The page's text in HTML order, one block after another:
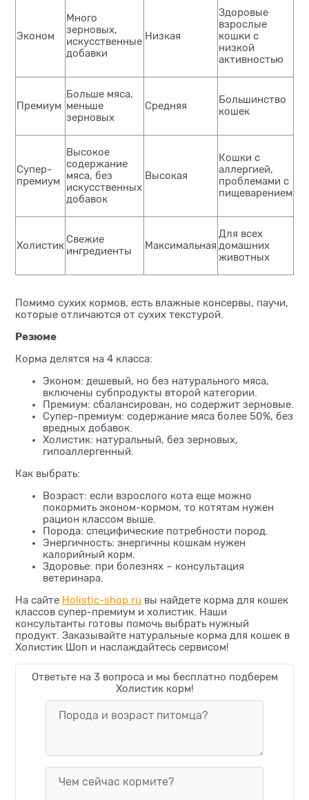
Эконом
Много
зерновых,
искусственные
добавки
Низкая
Здоровые
взрослые
кошки с
низкой
активностью
Премиум
Больше мяса,
меньше
зерновых
Средняя
Большинство
кошек
Супер-
премиум
Высокое
содержание
мяса, без
искусственных
добавок
Высокая
Кошки с
аллергией,
проблемами с
пищеварением
Холистик
Свежие
ингредиенты
Максимальная
Для всех
домашних
животных
Помимо сухих кормов, есть влажные консервы, паучи,
которые отличаются от сухих текстурой.
Резюме
Корма делятся на 4 класса:
Эконом: дешевый, но без натурального мяса,
включены субпродукты второй категории.
Премиум: сбалансирован, но содержит зерновые.
Супер-премиум: содержание мяса более 50%, без
вредных добавок.
Холистик: натуральный, без зерновых,
гипоаллергенный.
Как выбрать:
Возраст: если взрослого кота еще можно
покормить эконом-кормом, то котятам нужен
рацион классом выше.
Порода: специфические потребности пород.
Энергичность: энергичны кошкам нужен
калорийный корм.
Здоровье: при болезнях – консультация
ветеринара.
На сайте Holistic-shop.ru вы найдете корма для кошек
классов супер-премиум и холистик. Наши
консультанты готовы помочь выбрать нужный
продукт. Заказывайте натуральные корма для кошек в
Холистик Шоп и наслаждайтесь сервисом!
Ответьте на 3 вопроса и мы бесплатно подберем
Холистик корм!